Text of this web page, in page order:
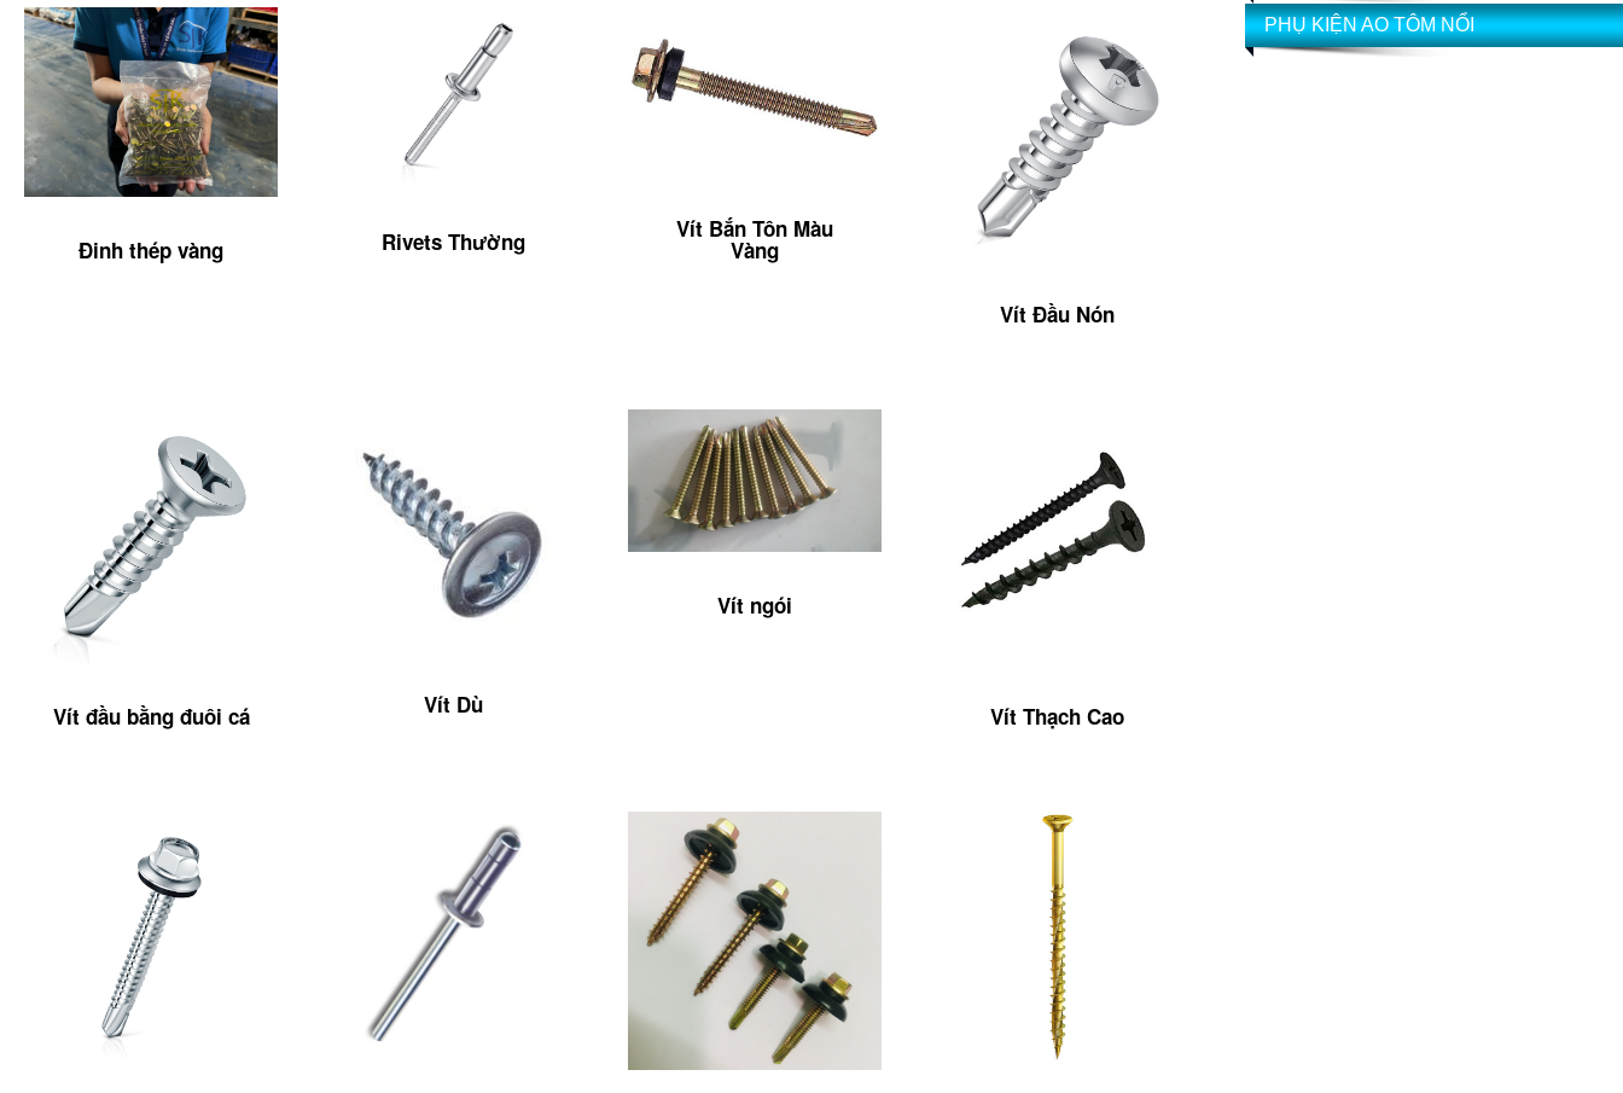
Đinh thép vàng Rivets Thường Vít Bắn Tôn Màu
Vàng
Vít Đầu Nón
Vít đầu bằng đuôi cá Vít Dù
Vít ngói
Vít Thạch Cao
PHỤ KIỆN AO TÔM NỔI